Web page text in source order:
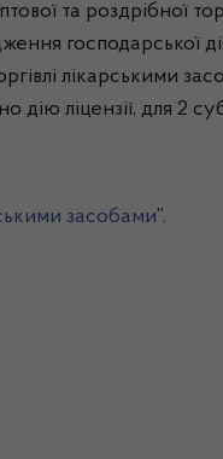
та роздрібної
господарської
лікарськими
ліцензії, для 2
засобами”.